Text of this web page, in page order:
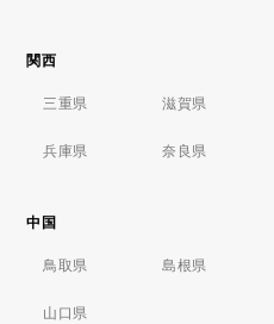
関西
三重県 滋賀県
兵庫県 奈良県
中国
鳥取県 島根県
山口県